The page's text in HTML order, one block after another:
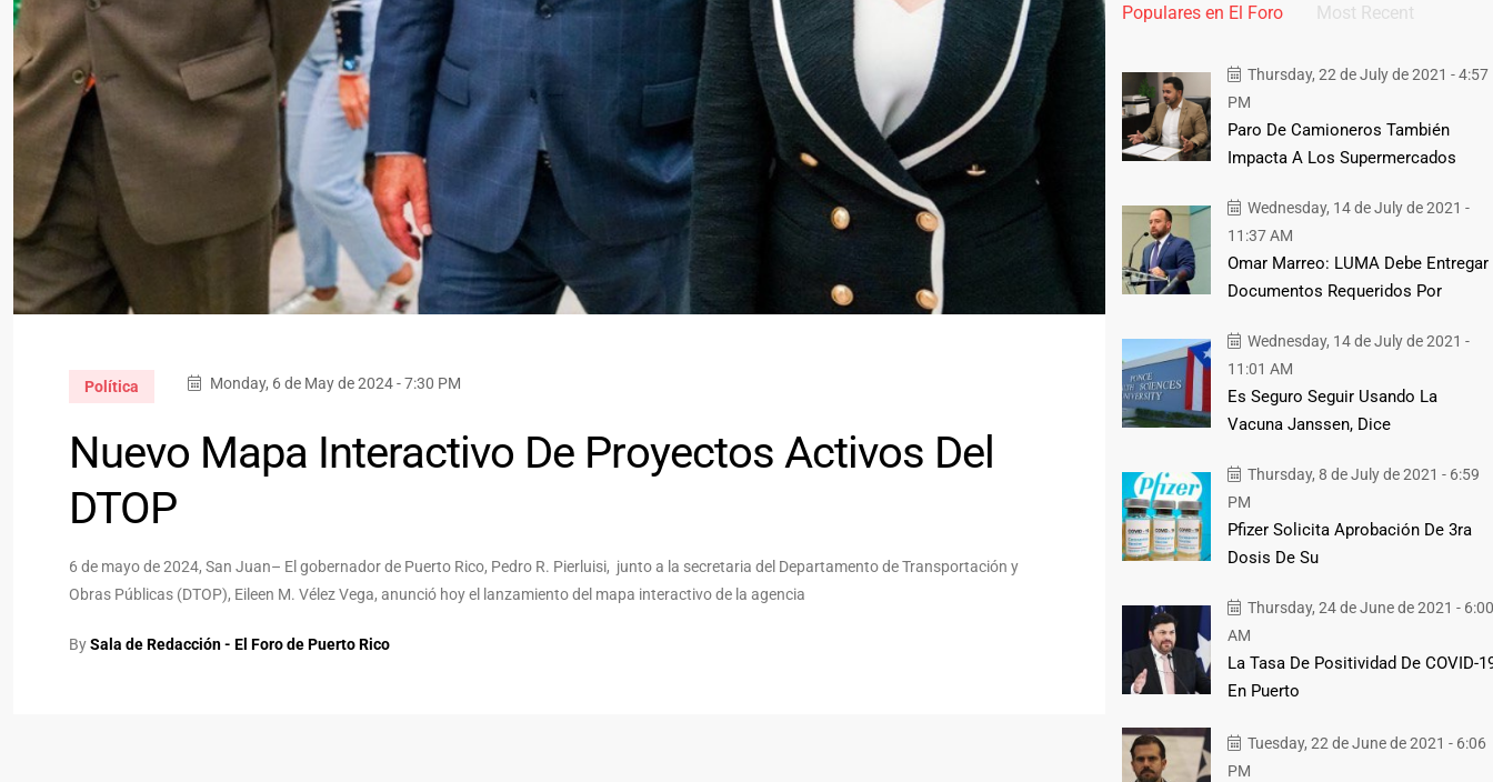
Política Monday, 6 de May de 2024 - 7:30 PM
Nuevo Mapa Interactivo De Proyectos Activos Del
DTOP
6 de mayo de 2024, San Juan– El gobernador de Puerto Rico, Pedro R. Pierluisi, junto a la secretaria del Departamento de Transportación y
Obras Públicas (DTOP), Eileen M. Vélez Vega, anunció hoy el lanzamiento del mapa interactivo de la agencia
BySala de Redacción - El Foro de Puerto Rico
Populares en El Foro Most Recent
Thursday, 22 de July de 2021 - 4:57
PM
Paro De Camioneros También
Impacta A Los Supermercados
Wednesday, 14 de July de 2021 -
11:37 AM
Omar Marreo: LUMA Debe Entregar
Documentos Requeridos Por
Wednesday, 14 de July de 2021 -
11:01 AM
Es Seguro Seguir Usando La
Vacuna Janssen, Dice
Thursday, 8 de July de 2021 - 6:59
PM
Pfizer Solicita Aprobación De 3ra
Dosis De Su
Thursday, 24 de June de 2021 - 6:00
AM
La Tasa De Positividad De COVID-
En Puerto
Tuesday, 22 de June de 2021 - 6:06
PM